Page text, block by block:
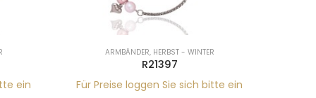
ein
ARMBÄNDER, HERBST - WINTER
R21397
Für Preise loggen Sie sich bitte ein